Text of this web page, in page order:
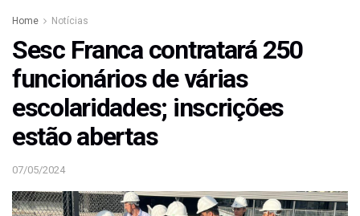
Home Notícias
Sesc Franca contratará 250
funcionários de várias
escolaridades; inscrições
estão abertas
07/05/2024